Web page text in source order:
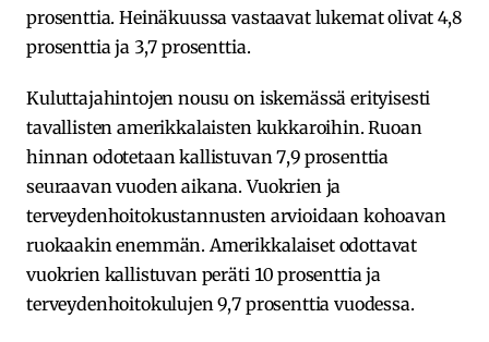
prosenttia. Heinäkuussa vastaavat lukemat olivat 4,8
prosenttia ja 3,7 prosenttia.
Kuluttajahintojen nousu on iskemässä erityisesti
tavallisten amerikkalaisten kukkaroihin. Ruoan
hinnan odotetaan kallistuvan 7,9 prosenttia
seuraavan vuoden aikana. Vuokrien ja
terveydenhoitokustannusten arvioidaan kohoavan
ruokaakin enemmän. Amerikkalaiset odottavat
vuokrien kallistuvan peräti 10 prosenttia ja
terveydenhoitokulujen 9,7 prosenttia vuodessa.